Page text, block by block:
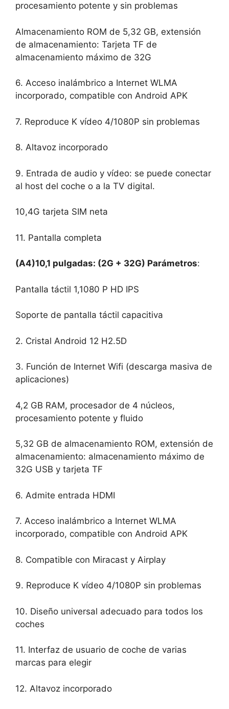
procesamiento potente y sin problemas
Almacenamiento ROM de 5,32 GB, extensión
de almacenamiento: Tarjeta TF de
almacenamiento máximo de 32G
6. Acceso inalámbrico a Internet WLMA
incorporado, compatible con Android APK
7. Reproduce K vídeo 4/1080P sin problemas
8. Altavoz incorporado
9. Entrada de audio y vídeo: se puede conectar
al host del coche o a la TV digital.
10,4G tarjeta SIM neta
11. Pantalla completa
(A4)10,1 pulgadas: (2G + 32G) Parámetros:
Pantalla táctil 1,1080 P HD IPS
Soporte de pantalla táctil capacitiva
2. Cristal Android 12 H2.5D
3. Función de Internet Wifi (descarga masiva de
aplicaciones)
4,2 GB RAM, procesador de 4 núcleos,
procesamiento potente y fluido
5,32 GB de almacenamiento ROM, extensión de
almacenamiento: almacenamiento máximo de
32G USB y tarjeta TF
6. Admite entrada HDMI
7. Acceso inalámbrico a Internet WLMA
incorporado, compatible con Android APK
8. Compatible con Miracast y Airplay
9. Reproduce K vídeo 4/1080P sin problemas
10. Diseño universal adecuado para todos los
coches
11. Interfaz de usuario de coche de varias
marcas para elegir
12. Altavoz incorporado